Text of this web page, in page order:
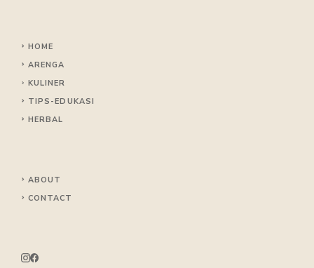
HOME
ARENGA
KULINER
TIPS -EDUKASI
HERBAL
ABOUT
CONTACT